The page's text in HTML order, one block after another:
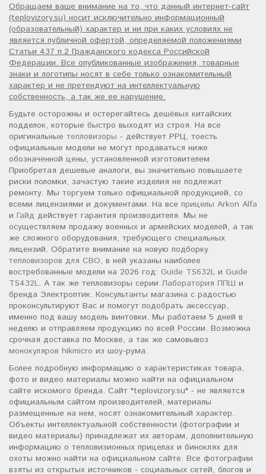
Обращаем ваше внимание на то, что данный интернет-сайт
(teplovizory.su) носит исключительно информационный
(образовательный) характер и ни при каких условиях не
является публичной офертой, определяемой положениями
Статьи 437 п.2 Гражданского кодекса Российской
Федерации. Все опубликованные изображения, товарные
знаки и логотипы носят в себе только ознакомительный
характер и не претендуют на интеллектуальную
собственность, а так же ее нарушение.
Будьте осторожны и остерегайтесь дешёвых китайских
подделок, которые быстро выходят из строя. На все
оригинальные тепловизоры - действует РРЦ, тоесть
официальные модели не могут продаваться ниже
обозначенной цены, установленной изготовителем.
Приобретая дешевые аналоги, вы значительно повышаете
риски поломки, зачастую такие изделия не подлежат
ремонту. Мы торгуем только официальной продукцией, со
всеми лицензиями и документами. На все прицелы Arkon Alfa
и Гайд действует гарантия производителя. Мы не
осуществляем продажу военных и армейских моделей, а так
же сложного оборудования, требующего специальных
лицензий. Обратите внимание на новую подборку
тепловизоров для СВО, в ней указаны наиболее
востребованные модели на 2026 год: Guide TS632L и Guide
TS432L. А так же тепловизоры серии Лаборатория ППШ и
бренда Электроптик. Консультанты магазина с радостью
проконсультируют Вас и помогут подобрать аксессуар,
именно под вашу модель винтовки. Мы работаем 5 дней в
неделю и отправляем продукцию по всей России. Возможна
срочная доставка по Москве, а так же самовывоз
монокуляров hikmicro из шоу-рума.
Более подробную информацию о характеристиках товара,
фото и видео материалы можно найти на официальном
сайте искомого бренда. Сайт "teplovizory.su" - не является
официальным сайтом производителей, материалы
размещенные на нем, носят ознакомительный характер.
Объекты интеллектуальной собственности (фотографии и
видео материалы) принадлежат их авторам, дополнительную
информацию о тепловизионных прицелах и биноклях для
охоты можно найти на официальном сайте. Все фотографии
взяты из открытых источников - социальных сетей, блогов и